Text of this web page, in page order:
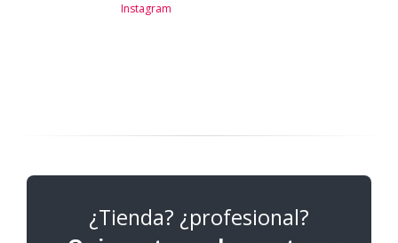
Instagram
¿Tienda? ¿profesional?